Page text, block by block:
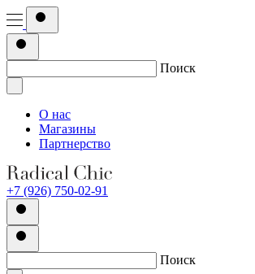
Поиск
О нас
Магазины
Партнерство
+7 (926) 750-02-91
Поиск